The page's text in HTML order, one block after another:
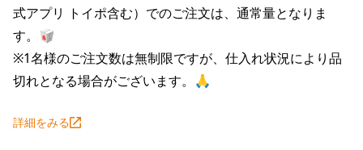
式アプリ トイポ含む）でのご注文は、通常量となりま
す。🥡
※1名様のご注文数は無制限ですが、仕入れ状況により品
切れとなる場合がございます。🙏
詳細をみる